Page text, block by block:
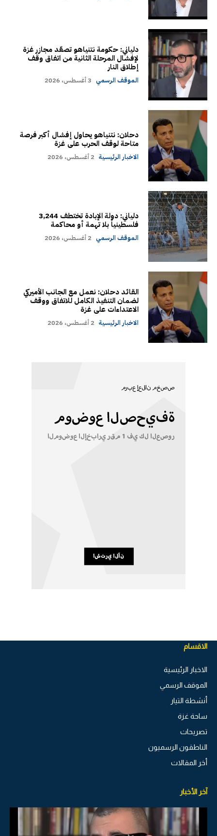
دلياني: حكومة نتنياهو تصعّد مجازر غزة
لإفشال المرحلة الثانية من اتفاق وقف
إطلاق النار
الموقف الرسمي 3 أغسطس، 2026
دحلان: نتنياهو يحاول إفشال أكبر فرصة
متاحة لوقف الحرب على غزة
الاخبار الرئيسية 2 أغسطس، 2026
دلياني: دولة الإبادة تختطف 3,244
فلسطينياً بلا تهمة أو محاكمة
الموقف الرسمي 2 أغسطس، 2026
القائد دحلان: نعمل مع الجانب الأميركي
لضمان التنفيذ الكامل للاتفاق ووقف
الاعتداءات على غزة
الاخبار الرئيسية 2 أغسطس، 2026
الاقسام
الاخبار الرئيسية
الموقف الرسمي
أنشطة التيار
ساحة غزة
تصريحات
الناطقون الرسميون
أخر المقالات
آخر الأخبار